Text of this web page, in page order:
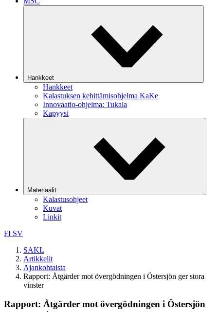
Hankkeet
Hankkeet
Kalastuksen kehittämisohjelma KaKe
Innovaatio-ohjelma: Tukala
Kapyysi
Materiaalit
Kalastusohjeet
Kuvat
Linkit
FI SV
SAKL
Artikkelit
Ajankohtaista
Rapport: Åtgärder mot övergödningen i Östersjön ger stora
vinster
Rapport: Åtgärder mot övergödningen i Östersjön